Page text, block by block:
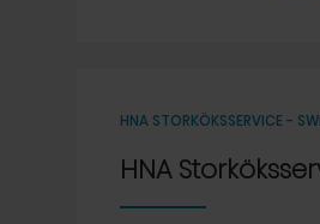
HNA STORKÖKSSERVICE -
HNA